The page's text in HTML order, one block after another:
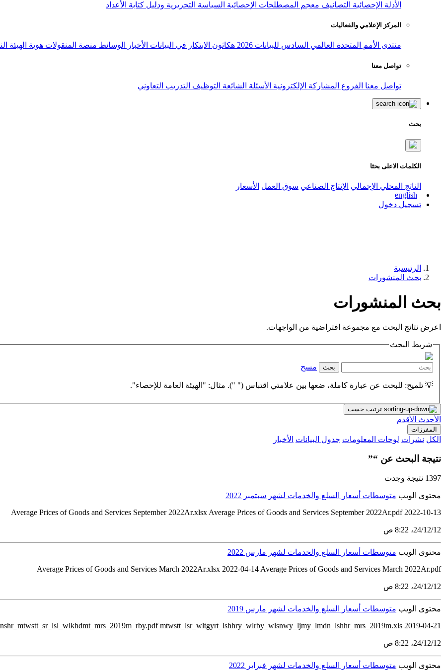
الأدلة الإحصائية التصانيف معجم المصطلحات الإحصائية السياسة التحريرية ودليل كتابة الأعداد
المركز الإعلامي والفعاليات
منتدى الأمم المتحدة العالمي السادس للبيانات 2026 هكاثون الابتكار في البيانات الأخبار الوسائط منصة المنقولات هوية الهيئة
تواصل معنا
تواصل معنا الفروع المشاركة الإلكترونية الأسئلة الشائعة التوظيف التدريب التعاوني
بحث
الكلمات الاعلى بحثا
الناتج المحلي الإجمالي الإنتاج الصناعي سوق العمل الأسعار
english
تسجيل دخول
الرئيسية
بحث المنشورات
بحث المنشورات
اعرض نتائج البحث مع مجموعة افتراضية من الواجهات.
شريط البحث
بحث مسح
💡 تلميح: للبحث عن عبارة كاملة، ضعها بين علامتي اقتباس (" "). مثال: "الهيئة العامة للإحصاء".
ترتيب حسب
الأحدث الأقدم
المفرزات
الكل نشرات لوحات المعلومات جدول البيانات الأخبار
نتيجة البحث عن “”
1397 نتيجة وجدت
محتوى الويب متوسطات أسعار السلع والخدمات لشهر سبتمبر 2022
Average Prices of Goods and Services September 2022Ar.xlsx Average Prices of Goods and Services September 2022Ar.pdf 2022-10-13
12‏/12‏/24، 8:22 ص
محتوى الويب متوسطات أسعار السلع والخدمات لشهر مارس 2022
Average Prices of Goods and Services March 2022Ar.xlsx 2022-04-14 Average Prices of Goods and Services March 2022Ar.pdf
12‏/12‏/24، 8:22 ص
محتوى الويب متوسطات أسعار السلع والخدمات لشهر مارس 2019
2019-04-21 nshr_mtwstt_sr_lsl_wlkhdmt_mrs_2019m_rby.pdf mtwstt_lsr_wltgyrt_lshhry_wlrby_wlsnwy_ljmy_lmdn_lshhr_mrs_2019m.xls
12‏/12‏/24، 8:22 ص
محتوى الويب متوسطات أسعار السلع والخدمات لشهر فبراير 2022